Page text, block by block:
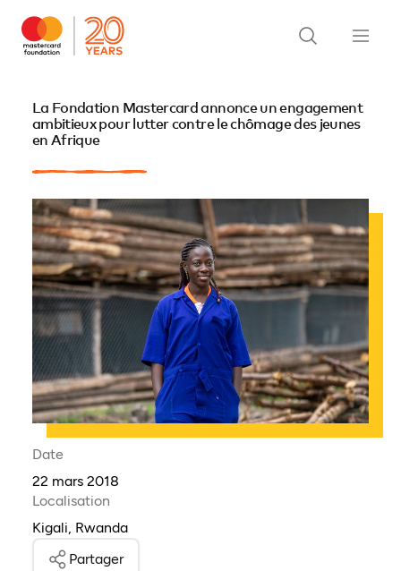
La Fondation Mastercard annonce un engagement
ambitieux pour lutter contre le chômage des jeunes
en Afrique
Date
22 mars 2018
Localisation
Kigali, Rwanda
Partager